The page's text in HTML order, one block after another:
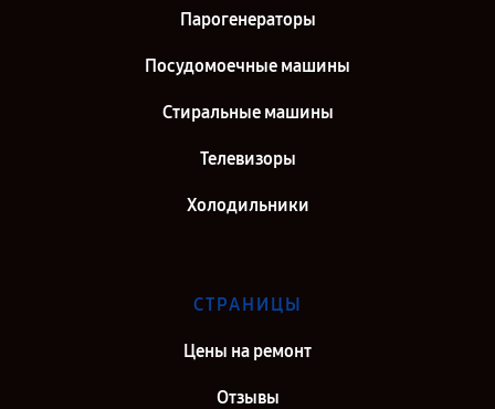
Парогенераторы
Посудомоечные машины
Стиральные машины
Телевизоры
Холодильники
СТРАНИЦЫ
Цены на ремонт
Отзывы